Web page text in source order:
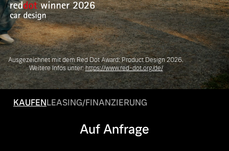
Mild-Hybrid
4 Modelle
Editionsmodelle
Volvo Gebrauchtwagenbörse
Gebrauchtwagen
Volvo kauft Ihr Auto
Aktuelle Zubehörangebote
Zubehörkatalog
Kontakt und Anfahrt
Unsere News & Events
Ausgezeichnet mit dem Red Dot Award: Product Design 2026.
Weitere Infos unter:https://www.red-dot.org/de/
KAUFENLEASING/FINANZIERUNG
Auf Anfrage